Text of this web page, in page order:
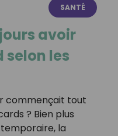
SANTÉ
avoir
selon les
commençait tout
? Bien plus
la